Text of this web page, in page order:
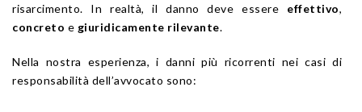
risarcimento. In realtà, il danno deve essere effettivo,
concreto e giuridicamente rilevante.
Nella nostra esperienza, i danni più ricorrenti nei casi di
responsabilità dell’avvocato sono: